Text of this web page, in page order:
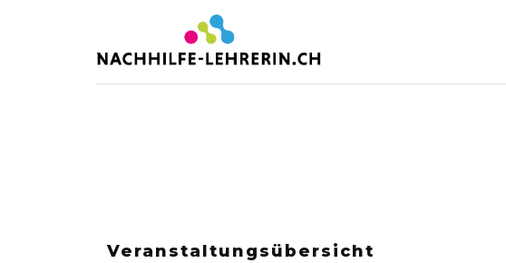
Veranstaltungsübersicht